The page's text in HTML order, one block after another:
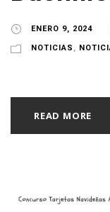
ENERO 9, 2024
NOTICIAS ,
READ MORE